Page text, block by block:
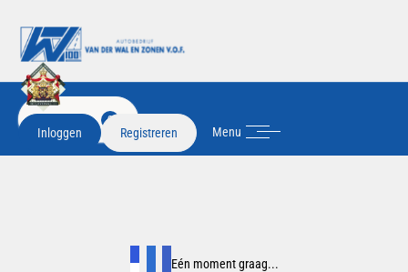
Inloggen Registreren Menu
2
Eén moment graag...